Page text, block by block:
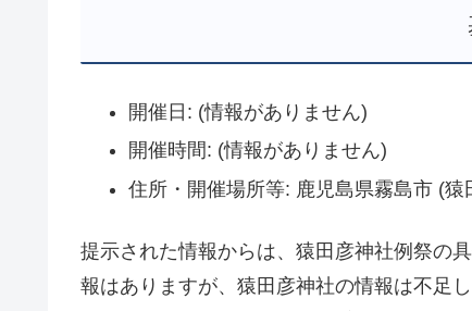
開催日: (情報がありません)
開催時間: (情報がありません)
住所・開催場所等: 鹿児島県霧島市 (
提示された情報からは、猿田彦神社例祭の
報はありますが、猿田彦神社の情報は不足